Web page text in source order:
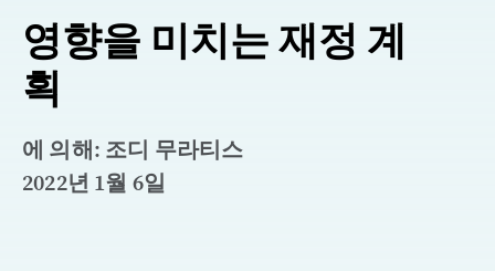
영향을 미치는 재정 계
획
에 의해: 조디 무라티스
2022년 1월 6일